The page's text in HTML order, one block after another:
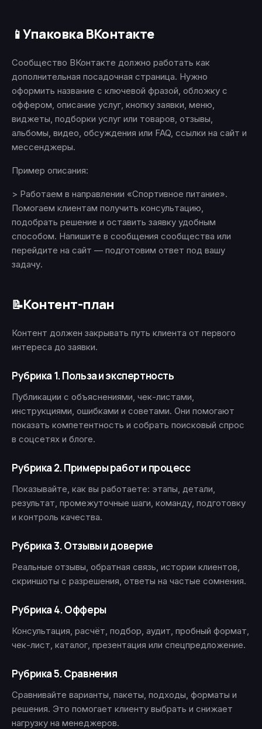
📱Упаковка ВКонтакте
Сообщество ВКонтакте должно работать как
дополнительная посадочная страница. Нужно
оформить название с ключевой фразой, обложку с
оффером, описание услуг, кнопку заявки, меню,
виджеты, подборки услуг или товаров, отзывы,
альбомы, видео, обсуждения или FAQ, ссылки на сайт и
мессенджеры.
Пример описания:
> Работаем в направлении «Спортивное питание».
Помогаем клиентам получить консультацию,
подобрать решение и оставить заявку удобным
способом. Напишите в сообщения сообщества или
перейдите на сайт — подготовим ответ под вашу
задачу.
📝Контент-план
Контент должен закрывать путь клиента от первого
интереса до заявки.
Рубрика 1. Польза и экспертность
Публикации с объяснениями, чек-листами,
инструкциями, ошибками и советами. Они помогают
показать компетентность и собрать поисковый спрос
в соцсетях и блоге.
Рубрика 2. Примеры работ и процесс
Показывайте, как вы работаете: этапы, детали,
результат, промежуточные шаги, команду, подготовку
и контроль качества.
Рубрика 3. Отзывы и доверие
Реальные отзывы, обратная связь, истории клиентов,
скриншоты с разрешения, ответы на частые сомнения.
Рубрика 4. Офферы
Консультация, расчёт, подбор, аудит, пробный формат,
чек-лист, каталог, презентация или спецпредложение.
Рубрика 5. Сравнения
Сравнивайте варианты, пакеты, подходы, форматы и
решения. Это помогает клиенту выбрать и снижает
нагрузку на менеджеров.